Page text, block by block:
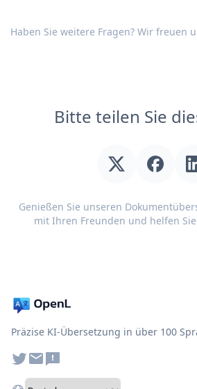
Haben Sie weitere Fragen? Wir freuen
Bitte teilen Sie
Genießen Sie unseren
mit Ihren Freunden und helfen
Präzise KI-Übersetzung in über 100